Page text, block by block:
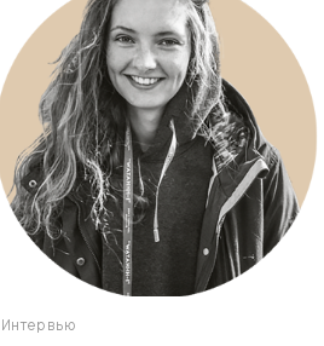
Интервью